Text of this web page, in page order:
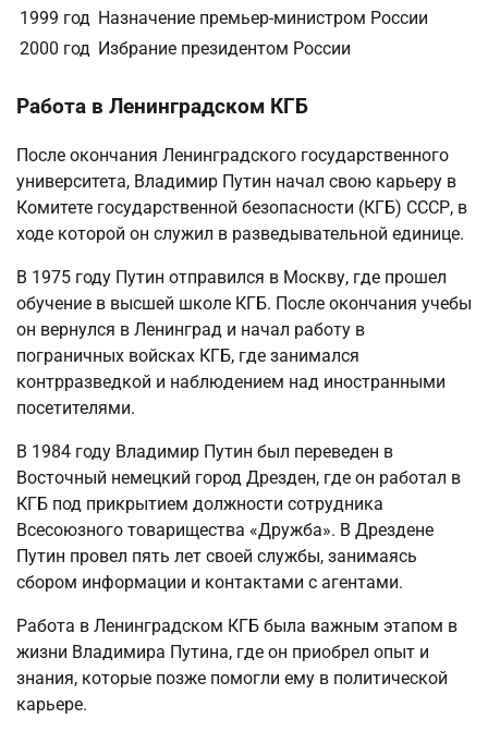
1999 год Назначение премьер-министром России
2000 год Избрание президентом России
Работа в Ленинградском КГБ
После окончания Ленинградского государственного
университета, Владимир Путин начал свою карьеру в
Комитете государственной безопасности (КГБ) СССР, в
ходе которой он служил в разведывательной единице.
В 1975 году Путин отправился в Москву, где прошел
обучение в высшей школе КГБ. После окончания учебы
он вернулся в Ленинград и начал работу в
пограничных войсках КГБ, где занимался
контрразведкой и наблюдением над иностранными
посетителями.
В 1984 году Владимир Путин был переведен в
Восточный немецкий город Дрезден, где он работал в
КГБ под прикрытием должности сотрудника
Всесоюзного товарищества «Дружба». В Дрездене
Путин провел пять лет своей службы, занимаясь
сбором информации и контактами с агентами.
Работа в Ленинградском КГБ была важным этапом в
жизни Владимира Путина, где он приобрел опыт и
знания, которые позже помогли ему в политической
карьере.